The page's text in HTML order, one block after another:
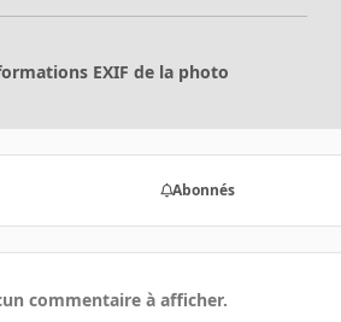
EXIF de la photo
Abonnés
commentaire à afficher.